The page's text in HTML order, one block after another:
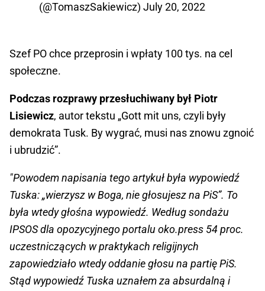
(@TomaszSakiewicz) July 20, 2022
Szef PO chce przeprosin i wpłaty 100 tys. na cel
społeczne.
Podczas rozprawy przesłuchiwany był Piotr
Lisiewicz, autor tekstu „Gott mit uns, czyli były
demokrata Tusk. By wygrać, musi nas znowu zgnoić
i ubrudzić”.
"Powodem napisania tego artykuł była wypowiedź
Tuska: „wierzysz w Boga, nie głosujesz na PiS”. To
była wtedy głośna wypowiedź. Według sondażu
IPSOS dla opozycyjnego portalu oko.press 54 proc.
uczestniczących w praktykach religijnych
zapowiedziało wtedy oddanie głosu na partię PiS.
Stąd wypowiedź Tuska uznałem za absurdalną i